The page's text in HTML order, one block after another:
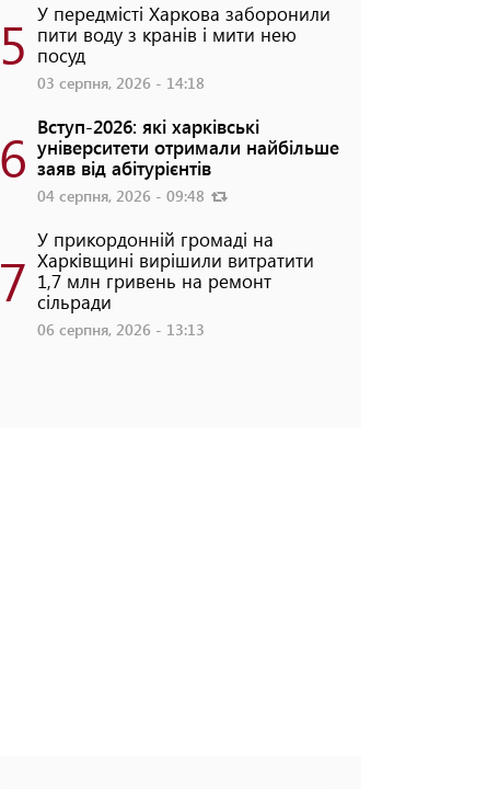
5 У передмісті Харкова заборонили
пити воду з кранів і мити нею
посуд
03 серпня, 2026 - 14:18
6 Вступ-2026: які харківські
університети отримали найбільше
заяв від абітурієнтів
04 серпня, 2026 - 09:48
7
У прикордонній громаді на
Харківщині вирішили витратити
1,7 млн гривень на ремонт
сільради
06 серпня, 2026 - 13:13